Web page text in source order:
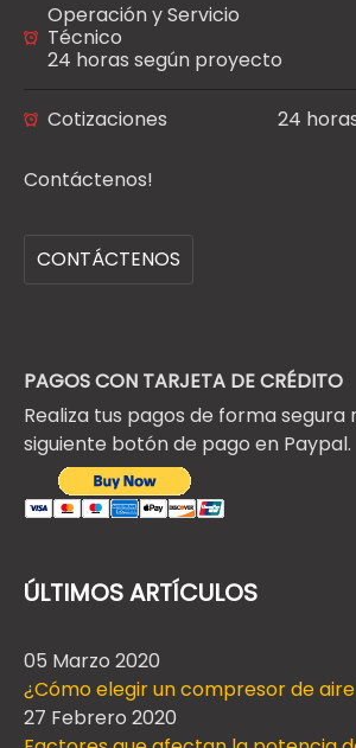
Operación y Servicio
Técnico
24 horas según proyecto
Cotizaciones 24
Contáctenos!
CONTÁCTENOS
PAGOS CON TARJETA DE CRÉDITO
Realiza tus pagos de forma segura
siguiente botón de pago en Paypal.
ÚLTIMOS ARTÍCULOS
05 Marzo 2020
¿Cómo elegir un compresor de
27 Febrero 2020